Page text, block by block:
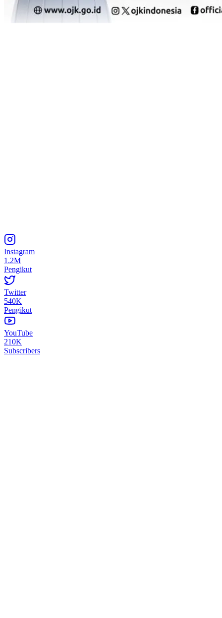
Instagram
1.2M
Pengikut
Twitter
540K
Pengikut
YouTube
210K
Subscribers